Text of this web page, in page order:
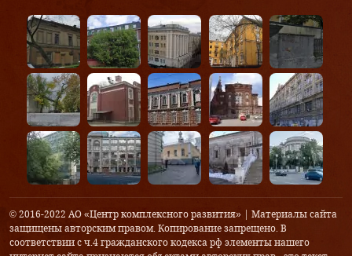
© 2016-2022 АО «Центр комплексного развития» | Материалы сайта
защищены авторским правом. Копирование запрещено. В
соответствии с ч.4 гражданского кодекса рф элементы нашего